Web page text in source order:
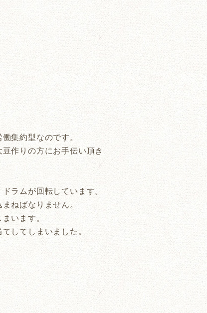
集約型なのです。
作りの方にお手伝い頂き
ラムが回転しています。
ねばなりません。
います。
してしまいました。